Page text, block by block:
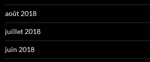
août 2018
juillet 2018
juin 2018